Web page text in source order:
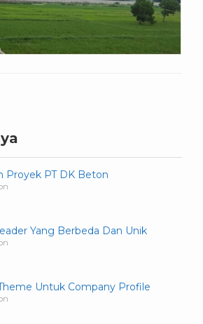
Proyek PT DK Beton
Yang Berbeda Dan Unik
Untuk Company Profile